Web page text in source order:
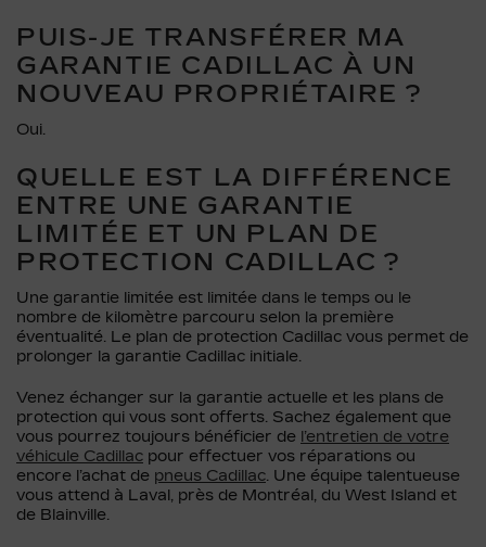
PUIS-JE TRANSFÉRER MA
GARANTIE CADILLAC À UN
NOUVEAU PROPRIÉTAIRE ?
Oui.
QUELLE EST LA DIFFÉRENCE
ENTRE UNE GARANTIE
LIMITÉE ET UN PLAN DE
PROTECTION CADILLAC ?
Une garantie limitée est limitée dans le temps ou le
nombre de kilomètre parcouru selon la première
éventualité. Le plan de protection Cadillac vous permet de
prolonger la garantie Cadillac initiale.
Venez échanger sur la garantie actuelle et les plans de
protection qui vous sont offerts. Sachez également que
vous pourrez toujours bénéficier de l’entretien de votre
véhicule Cadillac pour effectuer vos réparations ou
encore l’achat de pneus Cadillac. Une équipe talentueuse
vous attend à Laval, près de Montréal, du West Island et
de Blainville.